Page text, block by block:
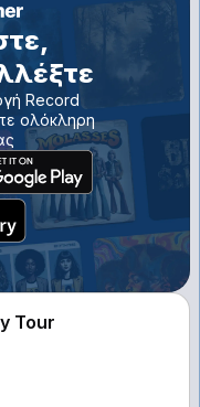
Record
ολόκληρη
Tour